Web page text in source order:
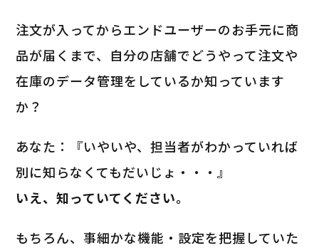
注文が入ってからエンドユーザーのお手元に商
品が届くまで、自分の店舗でどうやって注文や
在庫のデータ管理をしているか知っています
か？
あなた：『いやいや、担当者がわかっていれば
別に知らなくてもだいじょ・・・』
いえ、知っていてください。
もちろん、事細かな機能・設定を把握していた